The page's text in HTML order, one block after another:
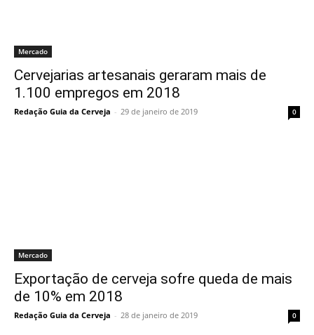
Mercado
Cervejarias artesanais geraram mais de
1.100 empregos em 2018
Redação Guia da Cerveja - 29 de janeiro de 2019 0
Mercado
Exportação de cerveja sofre queda de mais
de 10% em 2018
Redação Guia da Cerveja - 28 de janeiro de 2019 0